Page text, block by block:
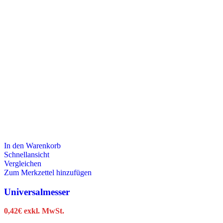
In den Warenkorb
Schnellansicht
Vergleichen
Zum Merkzettel hinzufügen
Universalmesser
0,42€ exkl. MwSt.